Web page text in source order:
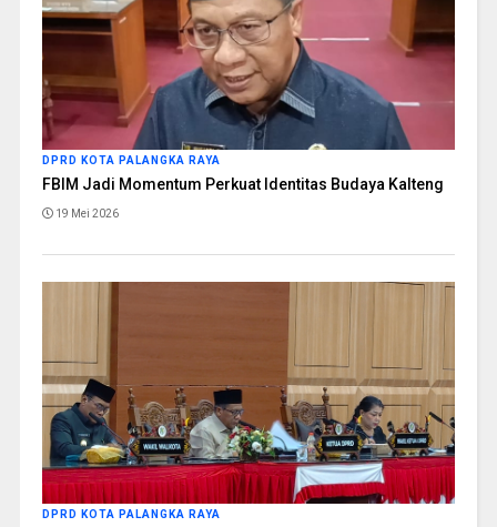
DPRD KOTA PALANGKA RAYA
FBIM Jadi Momentum Perkuat Identitas Budaya Kalteng
19 Mei 2026
DPRD KOTA PALANGKA RAYA